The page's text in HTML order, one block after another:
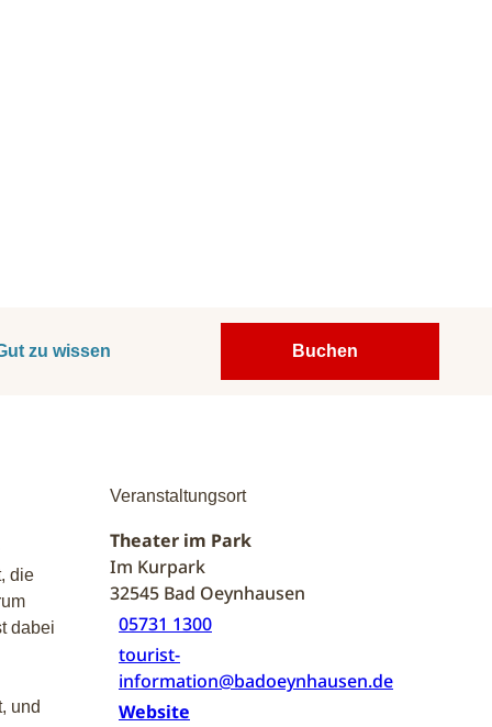
zu wissen Buchen
die
dabei
und
Veranstaltungsort
Theater im Park
Im Kurpark
32545 Bad Oeynhausen
05731 1300
tourist-
information@badoeynhausen.de
Website